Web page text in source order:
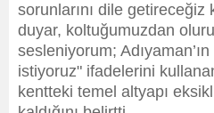
sorunlarını dile
duyar, koltuğumuzdan
sesleniyorum;
istiyoruz" ifadelerini
kentteki temel altyapı